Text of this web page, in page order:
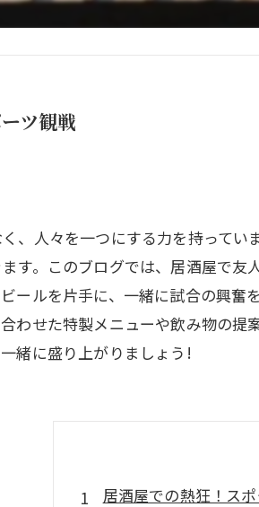
ツ観戦
、人々を一つにする力を持って
す。このブログでは、居酒屋で
ールを片手に、一緒に試合の興
わせた特製メニューや飲み物の
緒に盛り上がりましょう!
居酒屋での熱狂！ス